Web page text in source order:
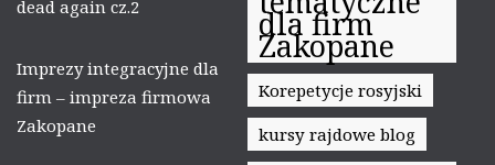
dead again cz.2
Imprezy integracyjne dla
firm – impreza firmowa
Zakopane
dla firm
Zakopane
Korepetycje rosyjski
kursy rajdowe blog